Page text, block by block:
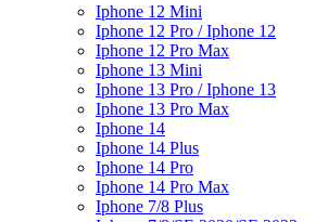
Iphone 12 Mini
Iphone 12 Pro / Iphone 12
Iphone 12 Pro Max
Iphone 13 Mini
Iphone 13 Pro / Iphone 13
Iphone 13 Pro Max
Iphone 14
Iphone 14 Plus
Iphone 14 Pro
Iphone 14 Pro Max
Iphone 7/8 Plus